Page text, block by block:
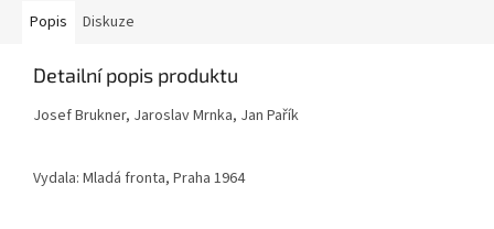
Popis Diskuze
Detailní popis produktu
Josef Brukner, Jaroslav Mrnka, Jan Pařík
Vydala: Mladá fronta, Praha 1964